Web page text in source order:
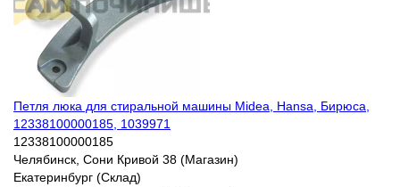
Петля люка для стиральной машины Midea, Hansa, Бирюса,
12338100000185, 1039971
12338100000185
Челябинск, Сони Кривой 38 (Магазин)
Екатеринбург (Склад)